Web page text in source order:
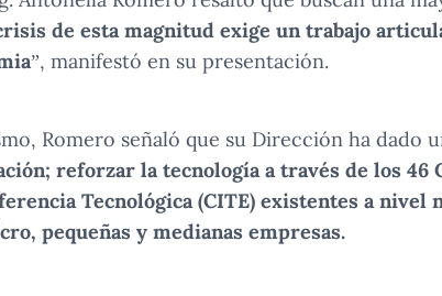
de esta magnitud exige un trabajo
”, manifestó en su presentación.
Romero señaló que su Dirección ha dado
reforzar la tecnología a través de los
Tecnológica (CITE) existentes a nivel
pequeñas y medianas empresas.